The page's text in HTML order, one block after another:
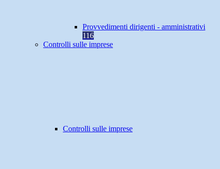
Provvedimenti dirigenti - amministrativi
116
Controlli sulle imprese
Controlli sulle imprese